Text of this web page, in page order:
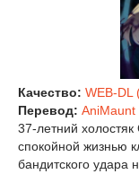
Качество: WEB-DL
Перевод: AniMaunt
37-летний
спокойной жизнью
бандитского удара